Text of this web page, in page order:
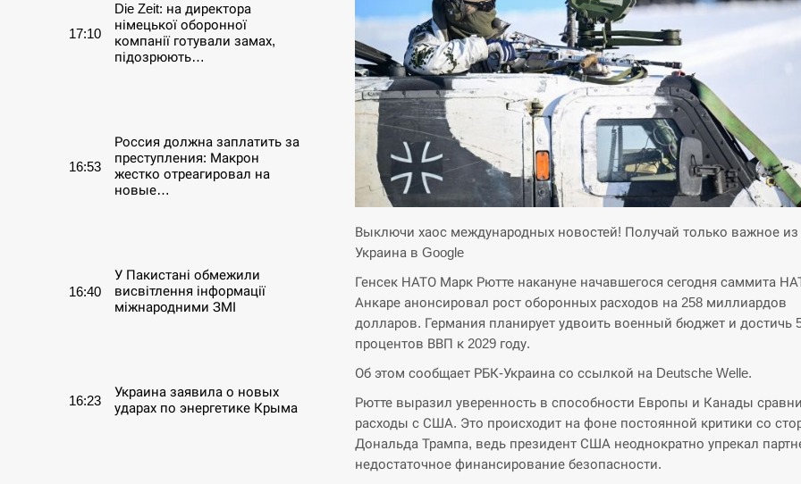
17:10
Die Zeit: на директора
німецької оборонної
компанії готували замах,
підозрюють…
16:53
Россия должна заплатить за
преступления: Макрон
жестко отреагировал на
новые…
16:40
У Пакистані обмежили
висвітлення інформації
міжнародними ЗМІ
16:23
Украина заявила о новых
ударах по энергетике Крыма
Выключи хаос международных новостей! Получай только важное
Украина в Google
Генсек НАТО Марк Рютте накануне начавшегося сегодня саммита
Анкаре анонсировал рост оборонных расходов на 258 миллиардов
долларов. Германия планирует удвоить военный бюджет и достичь
процентов ВВП к 2029 году.
Об этом сообщает РБК-Украина со ссылкой на Deutsche Welle.
Рютте выразил уверенность в способности Европы и Канады
расходы с США. Это происходит на фоне постоянной критики со
Дональда Трампа, ведь президент США неоднократно упрекал
недостаточное финансирование безопасности.